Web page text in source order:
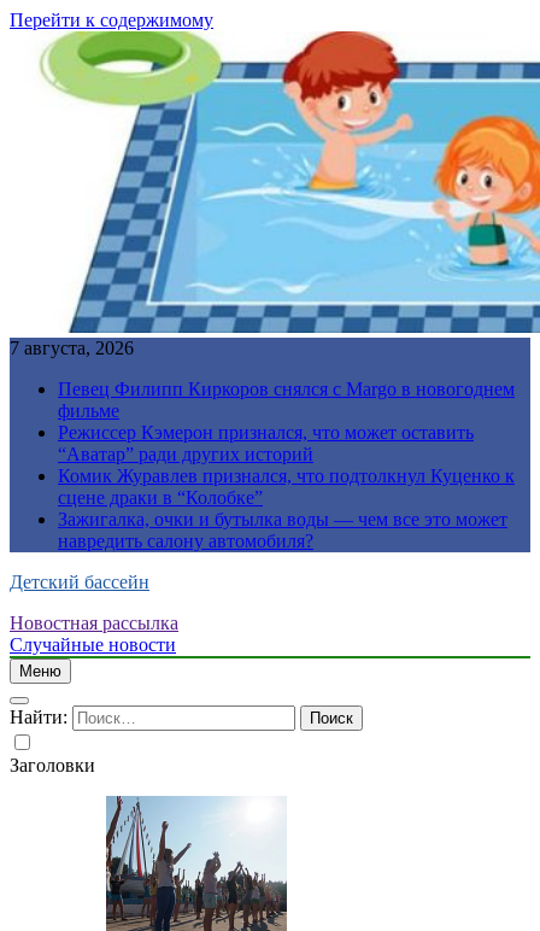
Перейти к содержимому
7 августа, 2026
Певец Филипп Киркоров снялся с Margo в новогоднем
фильме
Режиссер Кэмерон признался, что может оставить
“Аватар” ради других историй
Комик Журавлев признался, что подтолкнул Куценко к
сцене драки в “Колобке”
Зажигалка, очки и бутылка воды — чем все это может
навредить салону автомобиля?
Детский бассейн
Новостная рассылка
Случайные новости
Меню
Найти:
Заголовки